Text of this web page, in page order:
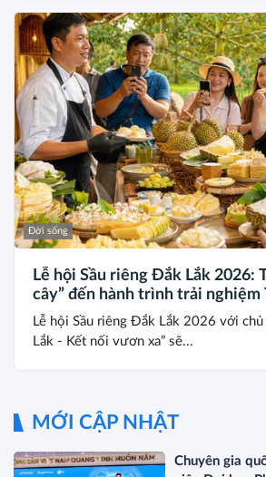
Đời sống
Lễ hội Sầu riêng Đắk Lắk 2026:
cây” đến hành trình trải nghiệm
Lễ hội Sầu riêng Đắk Lắk 2026 với chủ
Lắk - Kết nối vươn xa” sẽ...
MỚI CẬP NHẬT
Chuyên gia